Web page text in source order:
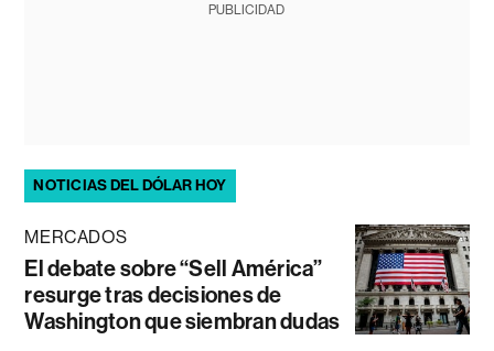
PUBLICIDAD
NOTICIAS DEL DÓLAR HOY
MERCADOS
El debate sobre “Sell América”
resurge tras decisiones de
Washington que siembran dudas